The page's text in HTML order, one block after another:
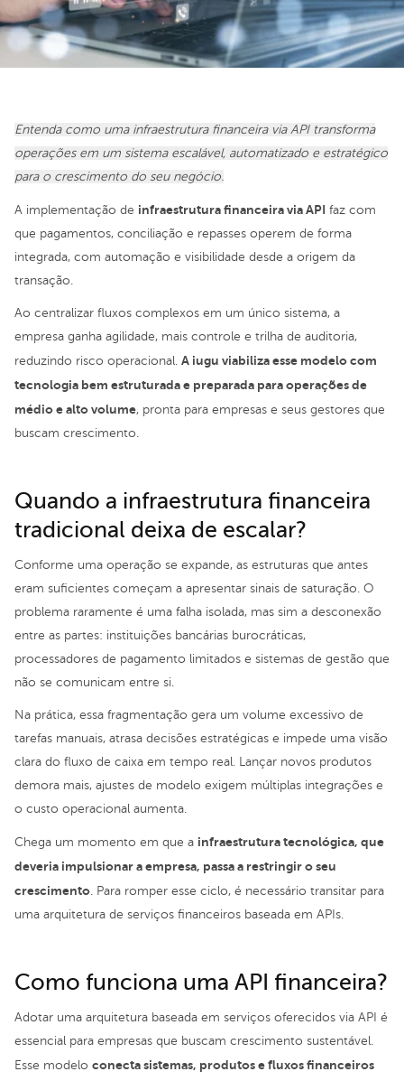
Entenda como uma infraestrutura financeira via API transforma
operações em um sistema escalável, automatizado e estratégico
para o crescimento do seu negócio.
A implementação de infraestrutura financeira via API faz com
que pagamentos, conciliação e repasses operem de forma
integrada, com automação e visibilidade desde a origem da
transação.
Ao centralizar fluxos complexos em um único sistema, a
empresa ganha agilidade, mais controle e trilha de auditoria,
reduzindo risco operacional. A iugu viabiliza esse modelo com
tecnologia bem estruturada e preparada para operações de
médio e alto volume, pronta para empresas e seus gestores que
buscam crescimento.
Quando a infraestrutura financeira
tradicional deixa de escalar?
Conforme uma operação se expande, as estruturas que antes
eram suficientes começam a apresentar sinais de saturação. O
problema raramente é uma falha isolada, mas sim a desconexão
entre as partes: instituições bancárias burocráticas,
processadores de pagamento limitados e sistemas de gestão que
não se comunicam entre si.
Na prática, essa fragmentação gera um volume excessivo de
tarefas manuais, atrasa decisões estratégicas e impede uma visão
clara do fluxo de caixa em tempo real. Lançar novos produtos
demora mais, ajustes de modelo exigem múltiplas integrações e
o custo operacional aumenta.
Chega um momento em que a infraestrutura tecnológica, que
deveria impulsionar a empresa, passa a restringir o seu
crescimento. Para romper esse ciclo, é necessário transitar para
uma arquitetura de serviços financeiros baseada em APIs.
Como funciona uma API financeira?
Adotar uma arquitetura baseada em serviços oferecidos via API é
essencial para empresas que buscam crescimento sustentável.
Esse modelo conecta sistemas, produtos e fluxos financeiros